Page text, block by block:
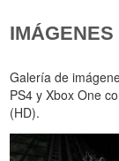
IMÁGENES
Galería de
PS4 y Xbox One
(HD).